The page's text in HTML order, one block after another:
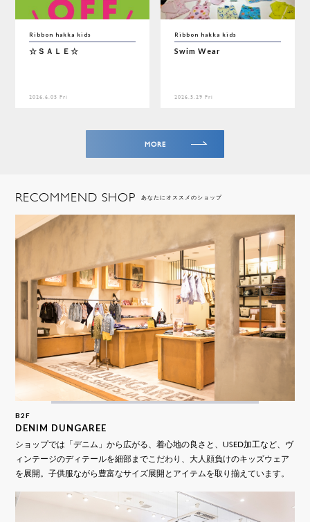
Ribbon hakka kids
☆ＳＡＬＥ☆
2026.6.05 Fri
Ribbon hakka kids
Swim Wear
2026.5.29 Fri
MORE
RECOMMEND SHOP あなたにオススメのショップ
B2F
DENIM DUNGAREE
ショップでは「デニム」から広がる、着心地の良さと、USED加工など、ヴ
ィンテージのディテールを細部までこだわり、大人顔負けのキッズウェア
を展開。子供服ながら豊富なサイズ展開とアイテムを取り揃えています。